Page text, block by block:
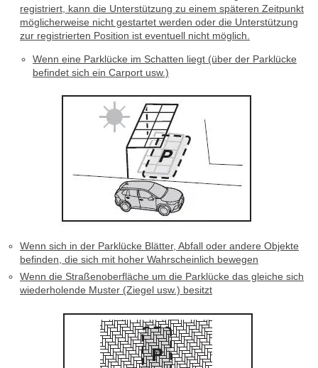
registriert, kann die Unterstützung zu einem späteren Zeitpunkt
möglicherweise nicht gestartet werden oder die Unterstützung
zur registrierten Position ist eventuell nicht möglich.
Wenn eine Parklücke im Schatten liegt (über der Parklücke
befindet sich ein Carport usw.)
Wenn sich in der Parklücke Blätter, Abfall oder andere Objekte
befinden, die sich mit hoher Wahrscheinlich bewegen
Wenn die Straßenoberfläche um die Parklücke das gleiche sich
wiederholende Muster (Ziegel usw.) besitzt